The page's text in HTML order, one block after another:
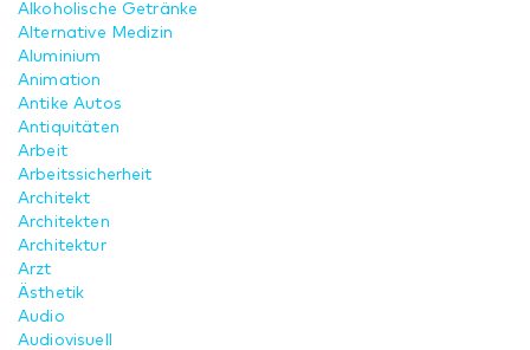
Alkoholische Getränke
Alternative Medizin
Aluminium
Animation
Antike Autos
Antiquitäten
Arbeit
Arbeitssicherheit
Architekt
Architekten
Architektur
Arzt
Ästhetik
Audio
Audiovisuell